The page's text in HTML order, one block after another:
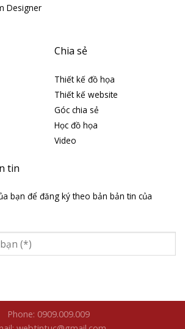
Designer
Chia sẻ
Thiết kế đồ họa
Thiết kế website
Góc chia sẻ
Học đồ họa
Video
tin
bạn để đăng ký theo bản bản tin của
Phone: 0909.009.009